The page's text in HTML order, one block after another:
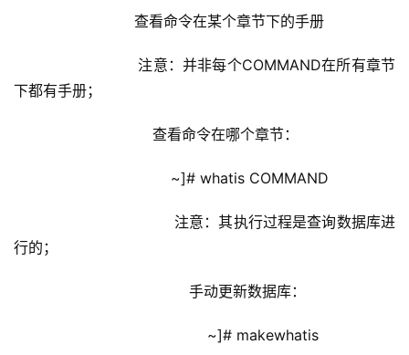
查看命令在某个章节下的手册
注意：并非每个COMMAND在所有章节
下都有手册；
查看命令在哪个章节：
~]# whatis COMMAND
注意：其执行过程是查询数据库进
行的；
手动更新数据库：
~]# makewhatis